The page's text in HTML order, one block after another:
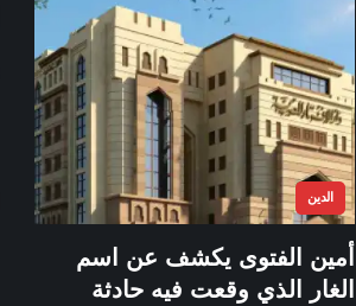
الدين
أمين الفتوى يكشف عن اسم
الغار الذي وقعت فيه حادثة